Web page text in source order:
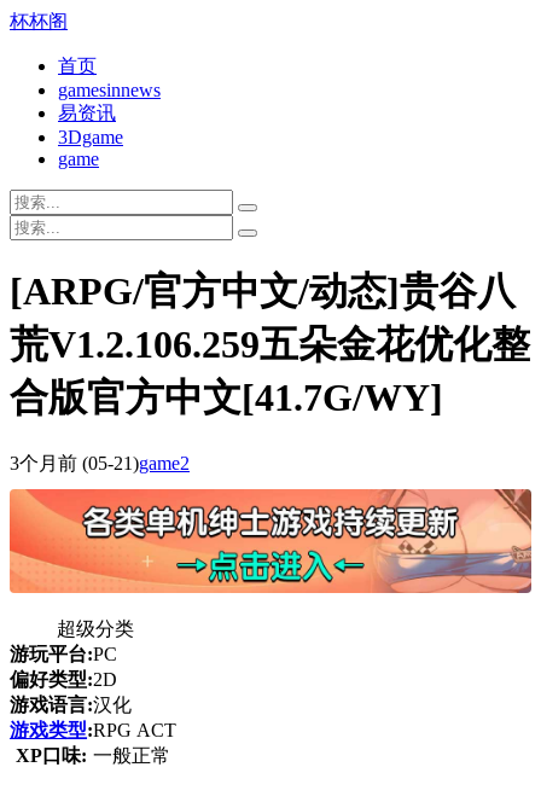
杯杯阁
首页
gamesinnews
易资讯
3Dgame
game
[ARPG/官方中文/动态]贵谷八
荒V1.2.106.259五朵金花优化整
合版官方中文[41.7G/WY]
3个月前 (05-21)game2
超级分类
游玩平台:PC
偏好类型:2D
游戏语言:汉化
游戏类型:RPG ACT
XP口味: 一般正常